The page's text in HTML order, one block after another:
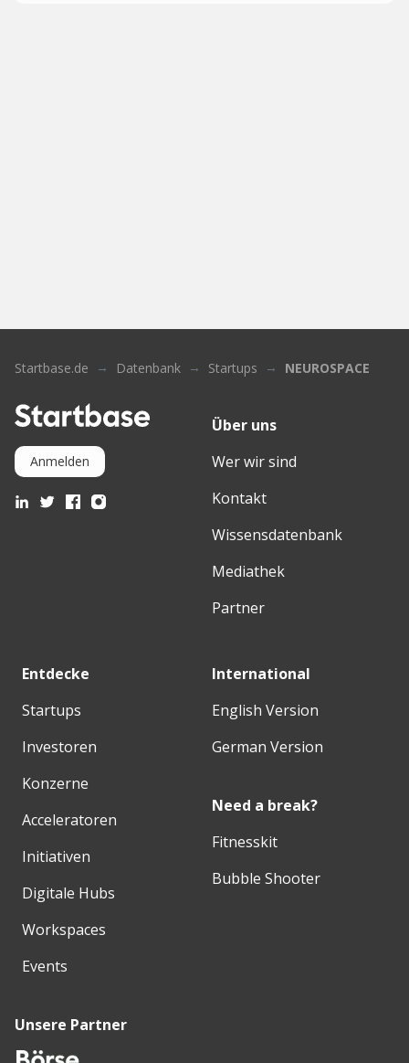
Startbase.de Datenbank Startups NEUROSPACE
Anmelden
Über uns
Wer wir sind
Kontakt
Wissensdatenbank
Mediathek
Partner
Entdecke
Startups
Investoren
Konzerne
Acceleratoren
Initiativen
Digitale Hubs
Workspaces
Events
International
English Version
German Version
Need a break?
Fitnesskit
Bubble Shooter
Unsere Partner